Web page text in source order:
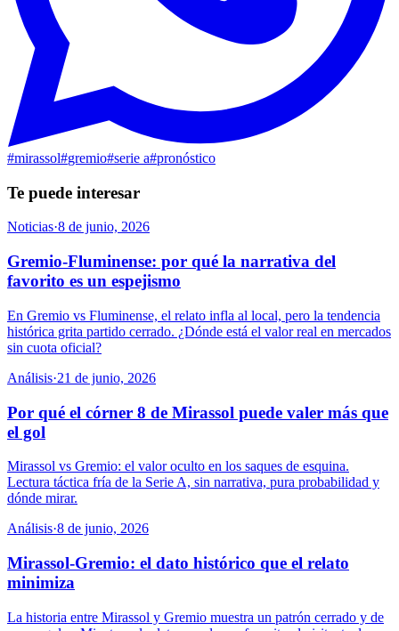
#mirassol#gremio#serie a#pronóstico
Te puede interesar
Noticias·8 de junio, 2026
Gremio-Fluminense: por qué la narrativa del
favorito es un espejismo
En Gremio vs Fluminense, el relato infla al local, pero la tendencia
histórica grita partido cerrado. ¿Dónde está el valor real en mercados
sin cuota oficial?
Análisis·21 de junio, 2026
Por qué el córner 8 de Mirassol puede valer más que
el gol
Mirassol vs Gremio: el valor oculto en los saques de esquina.
Lectura táctica fría de la Serie A, sin narrativa, pura probabilidad y
dónde mirar.
Análisis·8 de junio, 2026
Mirassol-Gremio: el dato histórico que el relato
minimiza
La historia entre Mirassol y Gremio muestra un patrón cerrado y de